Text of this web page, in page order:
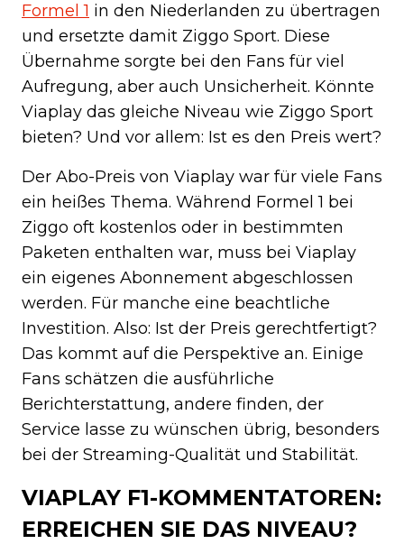
Formel 1 in den Niederlanden zu übertragen
und ersetzte damit Ziggo Sport. Diese
Übernahme sorgte bei den Fans für viel
Aufregung, aber auch Unsicherheit. Könnte
Viaplay das gleiche Niveau wie Ziggo Sport
bieten? Und vor allem: Ist es den Preis wert?
Der Abo-Preis von Viaplay war für viele Fans
ein heißes Thema. Während Formel 1 bei
Ziggo oft kostenlos oder in bestimmten
Paketen enthalten war, muss bei Viaplay
ein eigenes Abonnement abgeschlossen
werden. Für manche eine beachtliche
Investition. Also: Ist der Preis gerechtfertigt?
Das kommt auf die Perspektive an. Einige
Fans schätzen die ausführliche
Berichterstattung, andere finden, der
Service lasse zu wünschen übrig, besonders
bei der Streaming-Qualität und Stabilität.
VIAPLAY F1-KOMMENTATOREN:
ERREICHEN SIE DAS NIVEAU?